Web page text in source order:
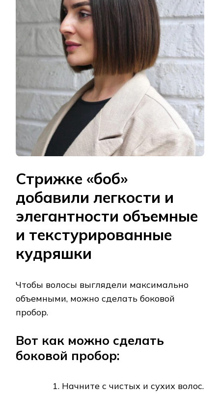
Стрижке «боб»
добавили легкости и
элегантности объемные
и текстурированные
кудряшки
Чтобы волосы выглядели максимально
объемными, можно сделать боковой
пробор.
Вот как можно сделать
боковой пробор:
Начните с чистых и сухих волос.